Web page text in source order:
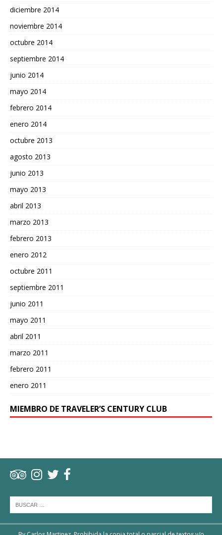
diciembre 2014
noviembre 2014
octubre 2014
septiembre 2014
junio 2014
mayo 2014
febrero 2014
enero 2014
octubre 2013
agosto 2013
junio 2013
mayo 2013
abril 2013
marzo 2013
febrero 2013
enero 2012
octubre 2011
septiembre 2011
junio 2011
mayo 2011
abril 2011
marzo 2011
febrero 2011
enero 2011
MIEMBRO DE TRAVELER’S CENTURY CLUB